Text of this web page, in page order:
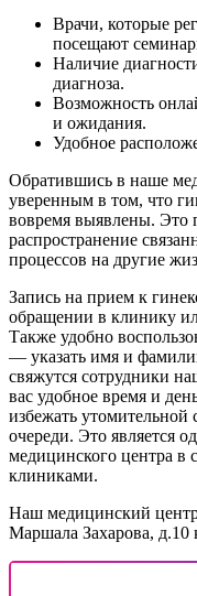
Врачи, которые
посещают
Наличие
диагноза.
Возможность
и ожидания.
Удобное
Обратившись в наше
уверенным в том, что
вовремя выявлены. Это
распространение
процессов на другие
Запись на прием к
обращении в клинику
Также удобно
— указать имя и
свяжутся сотрудники
вас удобное время и
избежать
очереди. Это является
медицинского центра в
клиниками.
Наш медицинский
Маршала Захарова, д.10